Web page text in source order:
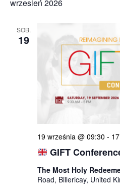
wrzesień 2026
SOB.
19
GIFT
19 września @ 09:30 -
The Most Holy
Road, Billericay, United